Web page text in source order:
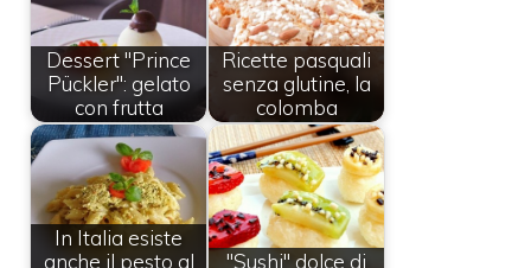
Dessert "Prince
Pückler": gelato
con frutta
Ricette pasquali
senza glutine, la
colomba
In Italia esiste
anche il pesto al
"Sushi" dolce di